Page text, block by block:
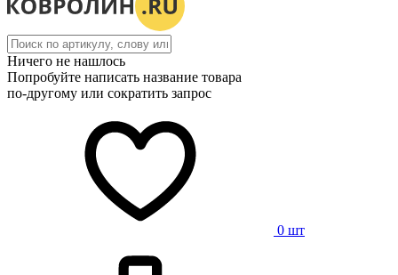
Ничего не нашлось
Попробуйте написать название товара
по-другому или сократить запрос
0 шт